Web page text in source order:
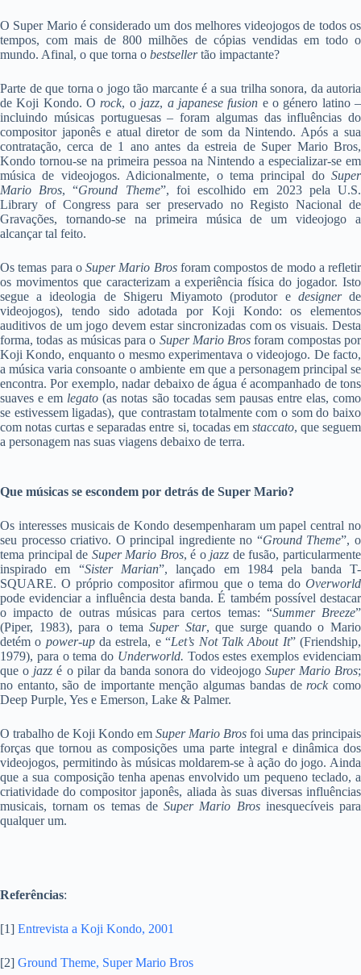
O Super Mario é considerado um dos melhores videojogos de todos os
tempos, com mais de 800 milhões de cópias vendidas em todo o
mundo. Afinal, o que torna o bestsellertão impactante?
Parte de que torna o jogo tão marcante é a sua trilha sonora, da autoria
de Koji Kondo. O rock, o jazz, a japanese fusion e o género latino –
incluindo músicas portuguesas – foram algumas das influências do
compositor japonês e atual diretor de som da Nintendo. Após a sua
contratação, cerca de 1 ano antes da estreia de Super Mario Bros,
Kondo tornou-se na primeira pessoa na Nintendo a especializar-se em
música de videojogos. Adicionalmente, o tema principal do Super
Mario Bros, “Ground Theme”, foi escolhido em 2023 pela U.S.
Library of Congress para ser preservado no Registo Nacional de
Gravações, tornando-se na primeira música de um videojogo a
alcançar tal feito.
Os temas para o Super Mario Brosforam compostos de modo a refletir
os movimentos que caracterizam a experiência física do jogador. Isto
segue a ideologia de Shigeru Miyamoto (produtor e designerde
videojogos), tendo sido adotada por Koji Kondo: os elementos
auditivos de um jogo devem estar sincronizadas com os visuais. Desta
forma, todas as músicas para o Super Mario Bros foram compostas por
Koji Kondo, enquanto o mesmo experimentava o videojogo. De facto,
a música varia consoante o ambiente em que a personagem principal se
encontra. Por exemplo, nadar debaixo de água é acompanhado de tons
suaves e em legato (as notas são tocadas sem pausas entre elas, como
se estivessem ligadas), que contrastam totalmente com o som do baixo
com notas curtas e separadas entre si, tocadas em staccato, que seguem
a personagem nas suas viagens debaixo de terra.
Que músicas se escondem por detrás de Super Mario?
Os interesses musicais de Kondo desempenharam um papel central no
seu processo criativo. O principal ingrediente no “Ground Theme”, o
tema principal de Super Mario Bros, é o jazz de fusão, particularmente
inspirado em “Sister Marian”, lançado em 1984 pela banda T-
SQUARE. O próprio compositor afirmou que o tema do Overworld
pode evidenciar a influência desta banda. É também possível destacar
o impacto de outras músicas para certos temas: “Summer Breeze”
(Piper, 1983), para o temaSuper Star, que surge quando o Mario
detém o power-upda estrela, e “Let’s Not Talk About It” (Friendship,
1979), para o tema do Underworld. Todos estes exemplos evidenciam
que o jazzé o pilar da banda sonora do videojogo Super Mario Bros;
no entanto, são de importante menção algumas bandas de rockcomo
Deep Purple, Yes e Emerson, Lake & Palmer.
O trabalho de Koji Kondo em Super Mario Bros foi uma das principais
forças que tornou as composições uma parte integral e dinâmica dos
videojogos, permitindo às músicas moldarem-se à ação do jogo. Ainda
que a sua composição tenha apenas envolvido um pequeno teclado, a
criatividade do compositor japonês, aliada às suas diversas influências
musicais, tornam os temas deSuper Mario Brosinesquecíveis para
qualquer um.
Referências:
[1] Entrevista a Koji Kondo, 2001
[2] Ground Theme, Super Mario Bros